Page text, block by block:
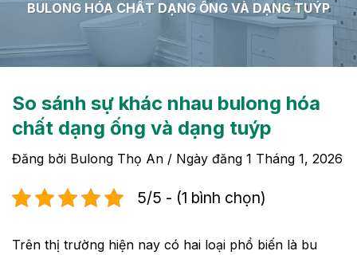
BULONG HÓA CHẤT DẠNG ỐNG VÀ DẠNG TUÝP
So sánh sự khác nhau bulong hóa
chất dạng ống và dạng tuýp
Đăng bởi Bulong Thọ An / Ngày đăng 1 Tháng 1, 2026
5/5 - (1 bình chọn)
Trên thị trường hiện nay có hai loại phổ biến là bu